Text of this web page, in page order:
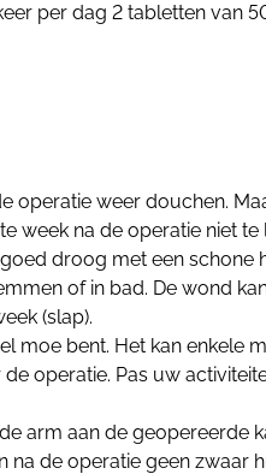
per dag 2 tabletten van
operatie weer douchen.
week na de operatie niet
droog met een schone
of in bad. De wond
(slap).
moe bent. Het kan enkele
operatie. Pas uw
arm aan de geopereerde
na de operatie geen zwaar